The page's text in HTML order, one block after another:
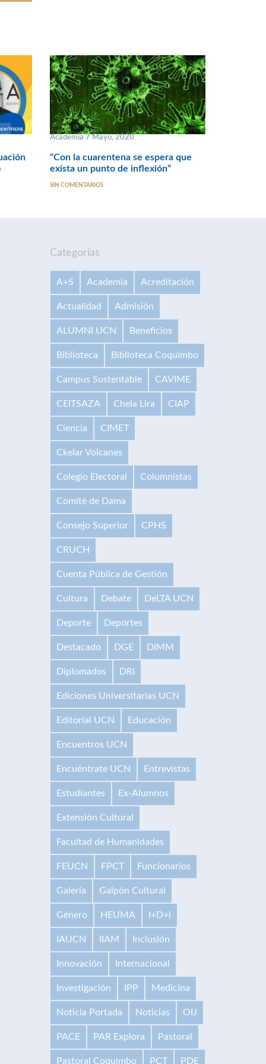
Academia 7 Mayo, 2020
“Con la cuarentena se espera que
exista un punto de inflexión”
SIN COMENTARIOS
Categorías
A+S Academia Acreditación
Actualidad Admisión
ALUMNI UCN Beneficios
Biblioteca Biblioteca Coquimbo
Campus Sustentable CAVIME
CEITSAZA Chela Lira CIAP
Ciencia CIMET
Ckelar Volcanes
Colegio Electoral Columnistas
Comité de Dama
Consejo Superior CPHS
CRUCH
Cuenta Pública de Gestión
Cultura Debate DeLTA UCN
Deporte Deportes
Destacado DGE DIMM
Diplomados DRI
Ediciones Universitarias UCN
Editorial UCN Educación
Encuentros UCN
Encuéntrate UCN Entrevistas
Estudiantes Ex-Alumnos
Extensión Cultural
Facultad de Humanidades
FEUCN FPCT Funcionarios
Galería Galpón Cultural
Género HEUMA I+D+i
IAUCN IIAM Inclusión
Innovación Internacional
Investigación IPP Medicina
Noticia Portada Noticias OIJ
PACE PAR Explora Pastoral
Pastoral Coquimbo PCT PDE